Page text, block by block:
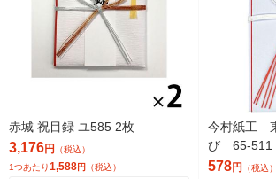
赤城 祝目録 ユ585 2枚
3,176円
（税込）
1つあたり1,588円 （税込）
今村紙工
び 65-511
578円 （税込）